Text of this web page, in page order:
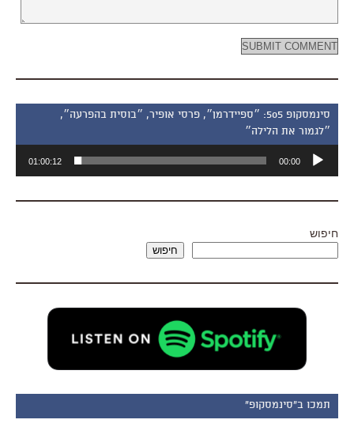
סינמסקופ 505: ״ספיידרמן״, פרסי אופיר, ״בוסית בהפרעה״,
״לגמור את הלילה״
אודיו
00:00
01:00:12
חיפוש
חיפוש
תמכו ב"סינמסקופ"